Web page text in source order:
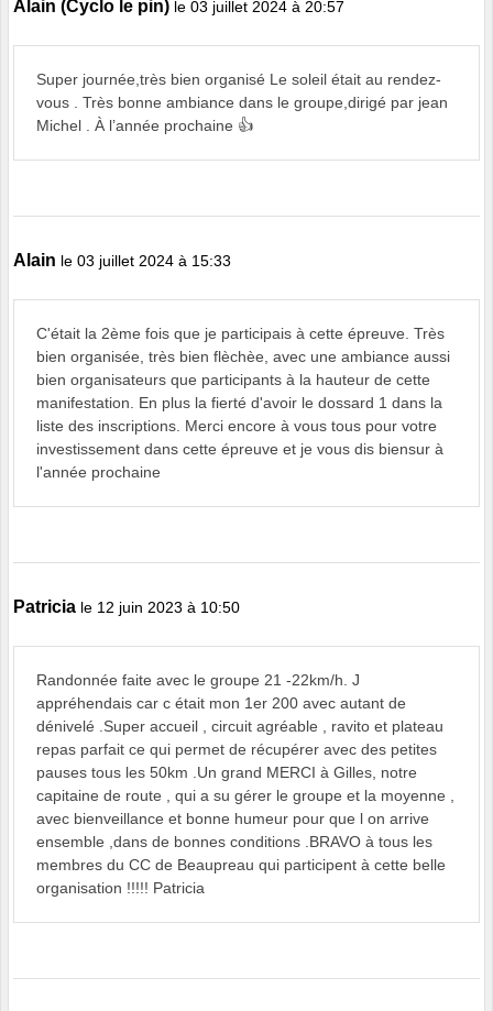
Alain (Cyclo le pin) le 03 juillet 2024 à 20:57
Super journée,très bien organisé Le soleil était au rendez-
vous . Très bonne ambiance dans le groupe,dirigé par jean
Michel . À l’année prochaine 👍
Alain le 03 juillet 2024 à 15:33
C'était la 2ème fois que je participais à cette épreuve. Très
bien organisée, très bien flèchèe, avec une ambiance aussi
bien organisateurs que participants à la hauteur de cette
manifestation. En plus la fierté d'avoir le dossard 1 dans la
liste des inscriptions. Merci encore à vous tous pour votre
investissement dans cette épreuve et je vous dis biensur à
l'année prochaine
Patricia le 12 juin 2023 à 10:50
Randonnée faite avec le groupe 21 -22km/h. J
appréhendais car c était mon 1er 200 avec autant de
dénivelé .Super accueil , circuit agréable , ravito et plateau
repas parfait ce qui permet de récupérer avec des petites
pauses tous les 50km .Un grand MERCI à Gilles, notre
capitaine de route , qui a su gérer le groupe et la moyenne ,
avec bienveillance et bonne humeur pour que l on arrive
ensemble ,dans de bonnes conditions .BRAVO à tous les
membres du CC de Beaupreau qui participent à cette belle
organisation !!!!! Patricia